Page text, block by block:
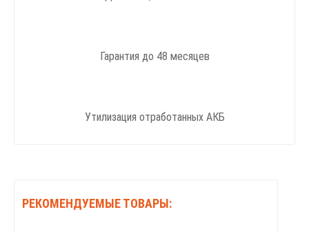
Гарантия до 48 месяцев
Утилизация отработанных АКБ
РЕКОМЕНДУЕМЫЕ ТОВАРЫ: